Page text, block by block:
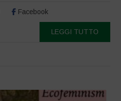
Facebook
LEGGI TUTTO